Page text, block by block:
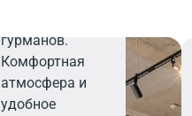
гурманов.
Комфортная
атмосфера и
удобное